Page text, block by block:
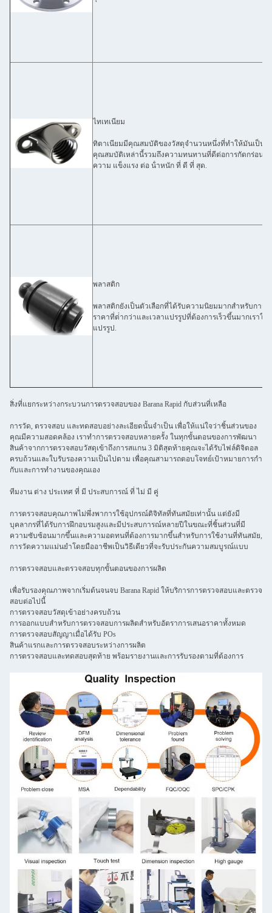
ไทเทเนียม
ทิตาเนียมมีคุณสมบัติของวัสดุจํานวนหนึ่งที่ทําให้มันเป็นโ
คุณสมบัติเหล่านี้รวมถึงความทนทานที่ดีต่อการกัดกร่อน,
ความ แข็งแรง ต่อ น้ําหนัก ที่ ดี ที่ สุด.
พลาสติก
พลาสติกยังเป็นตัวเลือกที่ได้รับความนิยมมากสําหรับการแ
ราคาที่ต่ํากว่าและเวลาแปรรูปที่ต้องการเร็วขึ้นมากเราใ
แปรรูป.
สิ่งที่แยกระหว่างกระบวนการตรวจสอบของ Barana Rapid กับส่วนที่เหลือ
การวัด, ตรวจสอบ และทดสอบอย่างละเอียดนั้นจําเป็น เพื่อให้แน่ใจว่าชิ้นส่วนของ
คุณมีความสอดคล้อง เราทําการตรวจสอบหลายครั้ง ในทุกขั้นตอนของการพัฒนา
สินค้าจากการตรวจสอบวัสดุเข้าถึงการสแกน 3 มิติสุดท้ายคุณจะได้รับไฟล์ดิจิตอล
ครบถ้วนและใบรับรองความเป็นไปตาม เพื่อคุณสามารถตอบโจทย์เป้าหมายการกํา
กับและการทํางานของคุณเอง
ทีมงาน ต่าง ประเทศ ที่ มี ประสบการณ์ ที่ ไม่ มี คู่
การตรวจสอบคุณภาพไม่พึ่งพาการใช้อุปกรณ์ดิจิทัลที่ทันสมัยเท่านั้น แต่ยังมี
บุคลากรที่ได้รับการฝึกอบรมสูงและมีประสบการณ์หลายปีในขณะที่ชิ้นส่วนที่มี
ความซับซ้อนมากขึ้นและความอดทนที่ต้องการมากขึ้นสําหรับการใช้งานที่ทันสมัย,
การวัดความแม่นยําโดยมืออาชีพเป็นวิธีเดียวที่จะรับประกันความสมบูรณ์แบบ
การตรวจสอบและตรวจสอบทุกขั้นตอนของการผลิต
เพื่อรับรองคุณภาพจากเริ่มต้นจนจบ Barana Rapid ให้บริการการตรวจสอบและตรวจ
สอบต่อไปนี้
การตรวจสอบวัสดุเข้าอย่างครบถ้วน
การออกแบบสําหรับการตรวจสอบการผลิตสําหรับอัตราการเสนอราคาทั้งหมด
การตรวจสอบสัญญาเมื่อได้รับ POs
สินค้าแรกและการตรวจสอบระหว่างการผลิต
การตรวจสอบและทดสอบสุดท้าย พร้อมรายงานและการรับรองตามที่ต้องการ